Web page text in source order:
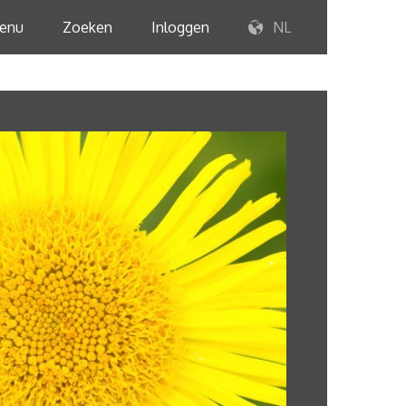
Zoeken Inloggen NL